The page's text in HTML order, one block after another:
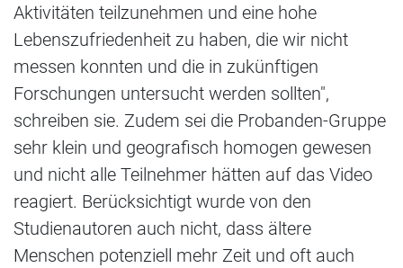
Aktivitäten teilzunehmen und eine hohe
Lebenszufriedenheit zu haben, die wir nicht
messen konnten und die in zukünftigen
Forschungen untersucht werden sollten",
schreiben sie. Zudem sei die Probanden-Gruppe
sehr klein und geografisch homogen gewesen
und nicht alle Teilnehmer hätten auf das Video
reagiert. Berücksichtigt wurde von den
Studienautoren auch nicht, dass ältere
Menschen potenziell mehr Zeit und oft auch